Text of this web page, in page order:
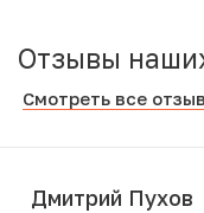
Отзывы
Смотреть все
Дмитрий Пухов